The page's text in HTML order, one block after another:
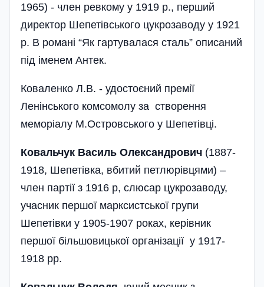
1965) - член ревкому у 1919 р., перший
директор Шепетівського цукрозаводу у 1921
р. В романі “Як гартувалася сталь” описаний
під іменем Антек.
Коваленко Л.В. - удостоєний премії
Ленінського комсомолу за створення
меморіалу М.Островського у Шепетівці.
Ковальчук Василь Олександрович (1887-
1918, Шепетівка, вбитий петлюрівцями) –
член партії з 1916 р, слюсар цукрозаводу,
учасник першої марксистської групи
Шепетівки у 1905-1907 роках, керівник
першої більшовицької організації у 1917-
1918 рр.